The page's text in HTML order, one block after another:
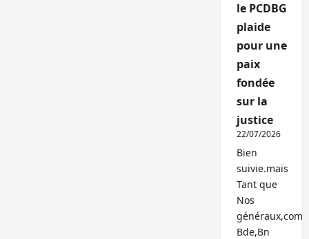
le PCDBG
plaide
pour une
paix
fondée
sur la
justice
22/07/2026
Bien
suivie.mais
Tant que
Nos
généraux,com
Bde,Bn